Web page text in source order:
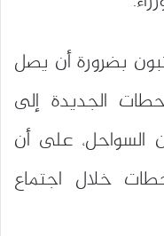
بضرورة أن يصل
الجديدة إلى
عن 250 كلم من السواحل، على أن
خلال اجتماع